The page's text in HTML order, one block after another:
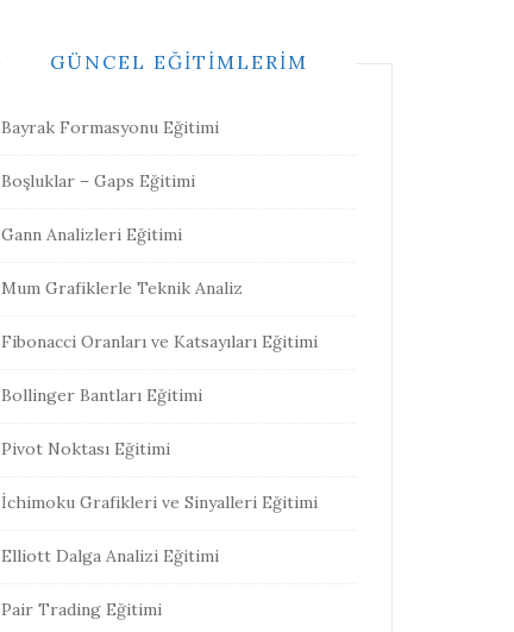
GÜNCEL EĞITIMLERIM
Bayrak Formasyonu Eğitimi
Boşluklar – Gaps Eğitimi
Gann Analizleri Eğitimi
Mum Grafiklerle Teknik Analiz
Fibonacci Oranları ve Katsayıları Eğitimi
Bollinger Bantları Eğitimi
Pivot Noktası Eğitimi
İchimoku Grafikleri ve Sinyalleri Eğitimi
Elliott Dalga Analizi Eğitimi
Pair Trading Eğitimi